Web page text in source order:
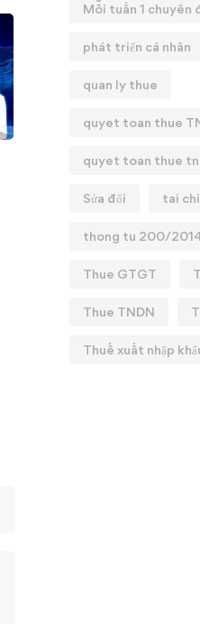
KHÓA HỌC: QUYẾT
THUẾ 2025
Mỗi tuần 1 chuyên
phát triển cá nhân
quan ly thue
quyet toan thue
quyet toan thue
Sửa đổi tai
thong tu 200/
Thue GTGT
Thue TNDN
Thuế xuất nhập